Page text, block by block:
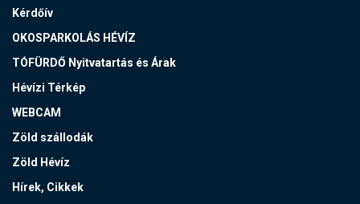
Kérdőív
OKOSPARKOLÁS HÉVÍZ
TÓFÜRDŐ Nyitvatartás és Árak
Hévízi Térkép
WEBCAM
Zöld szállodák
Zöld Hévíz
Hírek, Cikkek